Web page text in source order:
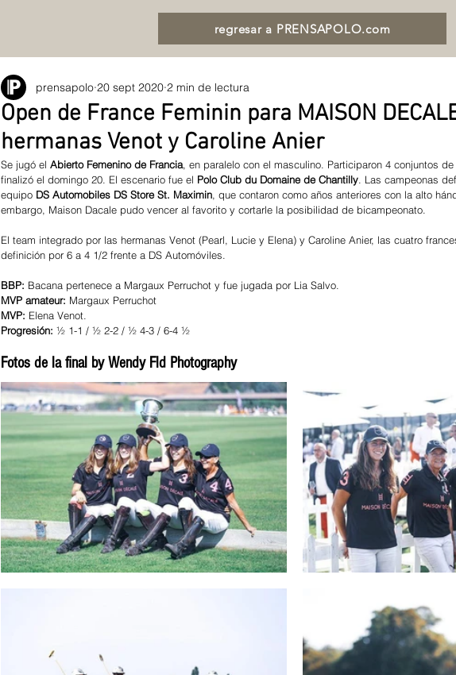
regresar a PRENSAPOLO.com
Open de France Feminin para MAISON
hermanas Venot y Caroline Anier
prensapolo 20 sept 2020 2 min de lectura
Se jugó el Abierto Femenino de Francia, en paralelo con el masculino. Participaron 4 conjuntos
finalizó el domingo 20. El escenario fue el Polo Club du Domaine de Chantilly. Las campeonas
equipo DS Automobiles DS Store St. Maximin, que contaron como años anteriores con la alto
embargo, Maison Dacale pudo vencer al favorito y cortarle la posibilidad de bicampeonato.
El team integrado por las hermanas Venot (Pearl, Lucie y Elena) y Caroline Anier, las cuatro
definición por 6 a 4 1/2 frente a DS Automóviles.
BBP: Bacana pertenece a Margaux Perruchot y fue jugada por Lia Salvo.
MVP amateur: Margaux Perruchot
MVP: Elena Venot.
Progresión: ½ 1-1 / ½ 2-2 / ½ 4-3 / 6-4 ½
Fotos de la final by Wendy Fld Photography